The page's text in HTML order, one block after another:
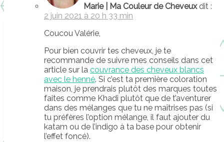
Marie | Ma Couleur de Cheveux dit :
2 juin 2021 à 20 h 33 min
Coucou Valérie,
Pour bien couvrir tes cheveux, je te
recommande de suivre mes conseils dans cet
article sur la couvrance des cheveux blancs
avec le henné. Si c’est ta première coloration
maison, je prendrais plutôt des marques toutes
faites comme Khadi plutôt que de t’aventurer
dans des mélanges que tu ne maîtrises pas (si
tu préfères l’option mélange, il faut ajouter du
katam ou de l’indigo à ta base pour obtenir
l’effet foncé).